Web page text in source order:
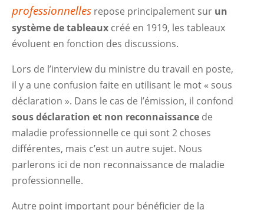
professionnelles repose principalement sur un
système de tableaux créé en 1919, les tableaux
évoluent en fonction des discussions.
Lors de l’interview du ministre du travail en poste,
il y a une confusion faite en utilisant le mot « sous
déclaration ». Dans le cas de l’émission, il confond
sous déclaration et non reconnaissance de
maladie professionnelle ce qui sont 2 choses
différentes, mais c’est un autre sujet. Nous
parlerons ici de non reconnaissance de maladie
professionnelle.
Autre point important pour bénéficier de la